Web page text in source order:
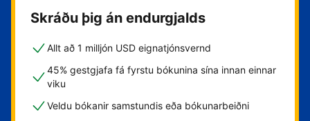
Skráðu þig án endurgjalds
Allt að 1 milljón USD eignatjónsvernd
45% gestgjafa fá fyrstu bókunina sína innan einnar
viku
Veldu bókanir samstundis eða bókunarbeiðni